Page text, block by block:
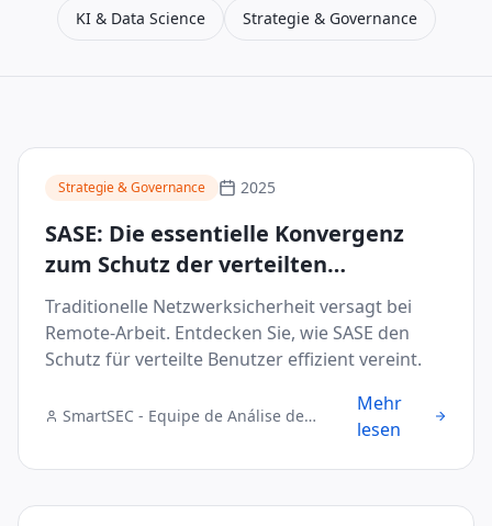
KI & Data Science Strategie & Governance
Strategie & Governance 2025
SASE: Die essentielle Konvergenz
zum Schutz der verteilten
Belegschaft
Traditionelle Netzwerksicherheit versagt bei
Remote-Arbeit. Entdecken Sie, wie SASE den
Schutz für verteilte Benutzer effizient vereint.
SmartSEC - Equipe de Análise de
Mehr
lesen